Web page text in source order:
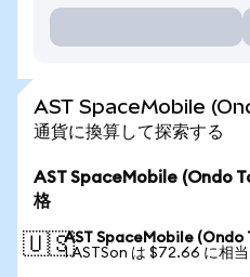
AST SpaceMobile
通貨に換算して探索する
AST SpaceMobile (Ondo
格
🇺🇸AST SpaceMobile (Ondo
1 ASTSon は $72.66 に相当